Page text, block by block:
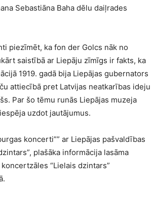
Sebastiāna Baha dēlu daiļrades
piezīmēt, ka fon der Golcs nāk no
saistībā ar Liepāju zīmīgs ir fakts, ka
1919. gadā bija Liepājas gubernators
attiecībā pret Latvijas neatkarības ideju
Par šo tēmu runās Liepājas muzeja
uzdot jautājumus.
koncerti”” ar Liepājas pašvaldības
plašāka informācija lasāma
“Lielais dzintars”